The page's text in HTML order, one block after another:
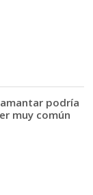
podría
muy común